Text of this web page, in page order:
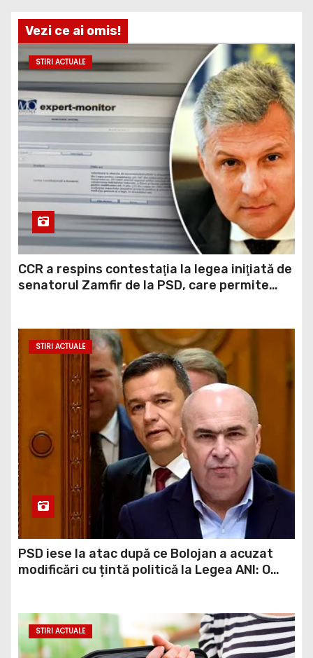
Vezi ce ai omis!
STIRI ACTUALE
CCR a respins contestaţia la legea iniţiată de
senatorul Zamfir de la PSD, care permite
STIRI ACTUALE
PSD iese la atac după ce Bolojan a acuzat
modificări cu țintă politică la Legea ANI: O
STIRI ACTUALE